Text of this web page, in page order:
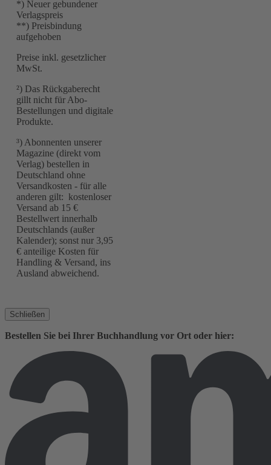
*) Neuer gebundener
Verlagspreis
**) Preisbindung
aufgehoben
Preise inkl. gesetzlicher
MwSt.
²) Das Rückgaberecht
gillt nicht für Abo-
Bestellungen und digitale
Produkte.
³) Abonnenten unserer
Magazine (direkt vom
Verlag) bestellen in
Deutschland ohne
Versandkosten - für alle
anderen gilt: kostenloser
Versand ab 15 €
Bestellwert innerhalb
Deutschlands (außer
Kalender); sonst nur 3,95
€ anteilige Kosten für
Handling & Versand, ins
Ausland abweichend.
Schließen
Bestellen Sie bei Ihrer Buchhandlung vor Ort oder hier: